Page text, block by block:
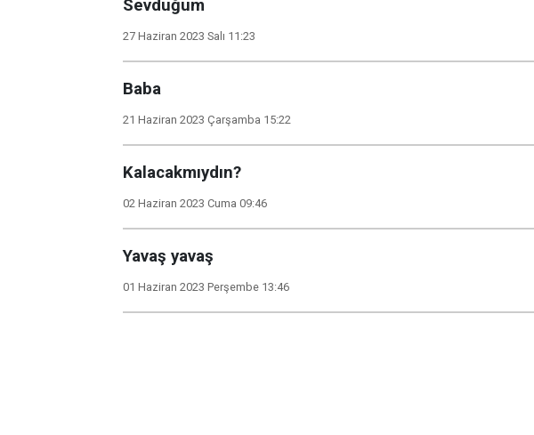
Sevduğum
27 Haziran 2023 Salı 11:23
Baba
21 Haziran 2023 Çarşamba 15:22
Kalacakmıydın?
02 Haziran 2023 Cuma 09:46
Yavaş yavaş
01 Haziran 2023 Perşembe 13:46